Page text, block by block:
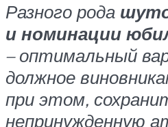
Разного рода
и номинации
– оптимальный
должное
при этом,
непринужденную